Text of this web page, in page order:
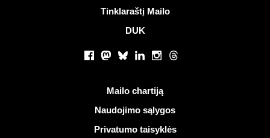
Tinklaraštį Mailo
DUK
Facebook
Mastodon
BlueskyLinkedInInstagram
Threads
Mailo chartiją
Naudojimo sąlygos
Privatumo taisyklės